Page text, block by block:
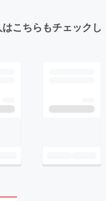
こちらもチェックし